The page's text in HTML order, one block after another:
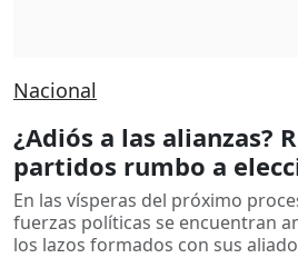
Nacional
¿Adiós a las alianzas?
partidos rumbo a
En las vísperas del próximo
fuerzas políticas se encuentran
los lazos formados con sus